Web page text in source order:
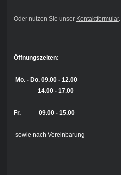
Oder nutzen Sie unser Kontaktformular.
Öffnungszeiten:
Mo. - Do. 09.00 - 12.00
14.00 - 17.00
Fr. 09.00 - 15.00
sowie nach Vereinbarung